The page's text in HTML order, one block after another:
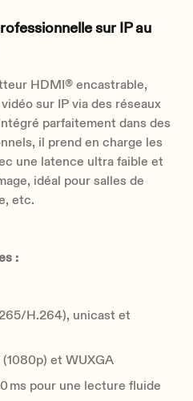
sur IP au
HDMI® encastrable,
sur IP via des réseaux
parfaitement dans des
il prend en charge les
une latence ultra faible et
idéal pour salles de
etc.
:
H.264), unicast et
et WUXGA
ms pour une lecture fluide